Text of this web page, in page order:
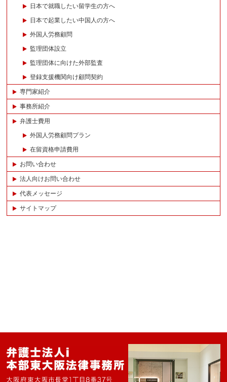
日本で就職したい留学生の方へ
日本で起業したい中国人の方へ
外国人労務顧問
監理団体設立
監理団体に向けた外部監査
登録支援機関向け顧問契約
専門家紹介
事務所紹介
弁護士費用
外国人労務顧問プラン
在留資格申請費用
お問い合わせ
法人向けお問い合わせ
代表メッセージ
サイトマップ